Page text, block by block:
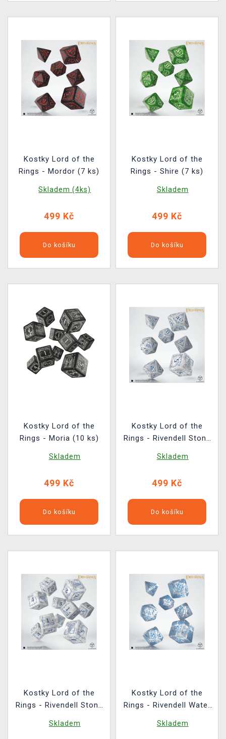
Kostky Lord of the
Rings - Mordor (7 ks)
Skladem (4ks)
499 Kč
Do košíku
Kostky Lord of the
Rings - Shire (7 ks)
Skladem
499 Kč
Do košíku
Kostky Lord of the
Rings - Moria (10 ks)
Skladem
499 Kč
Do košíku
Kostky Lord of the
Rings - Rivendell Stone
Skladem
499 Kč
Do košíku
Kostky Lord of the
Rings - Rivendell Stone
Skladem
Kostky Lord of the
Rings - Rivendell Water
Skladem